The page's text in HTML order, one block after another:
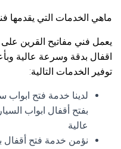
ماهي الخدمات التي يقدمها
يعمل فني مفاتيح القرين
اقفال بدقة وسرعة عالية
توفير الخدمات التالية:
لدينا خدمة فتح ابواب
بفتح أقفال ابواب
عالية
نؤمن خدمة فتح أقفال